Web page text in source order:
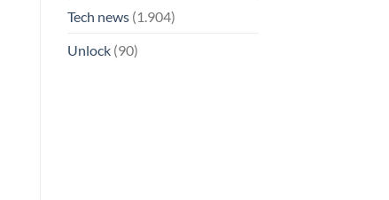
Tech news(1.904)
Unlock(90)